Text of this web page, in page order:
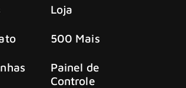
Loja
500 Mais
Painel de
Controle